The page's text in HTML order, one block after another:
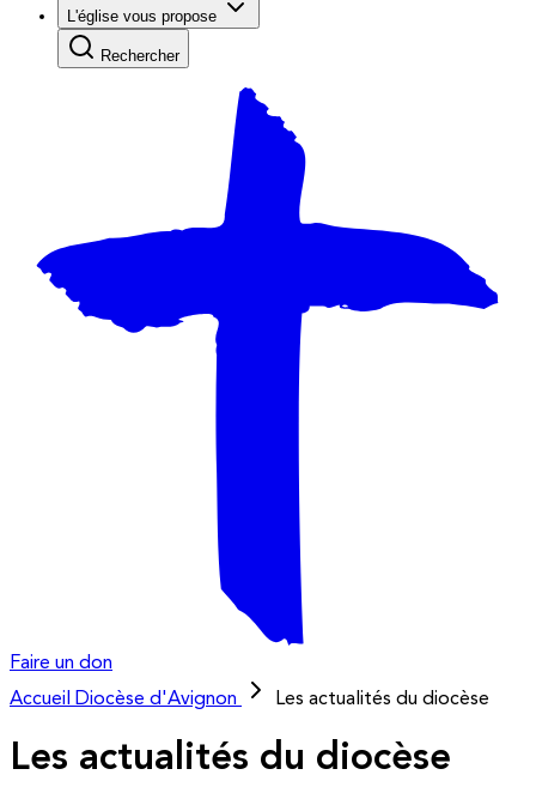
L'église vous propose
Rechercher
Faire un don
Accueil
Diocèse d'Avignon Les actualités du diocèse
Les actualités du diocèse